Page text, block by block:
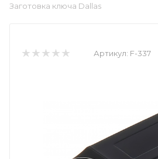
Заготовка ключа Dallas
Артикул: F-337